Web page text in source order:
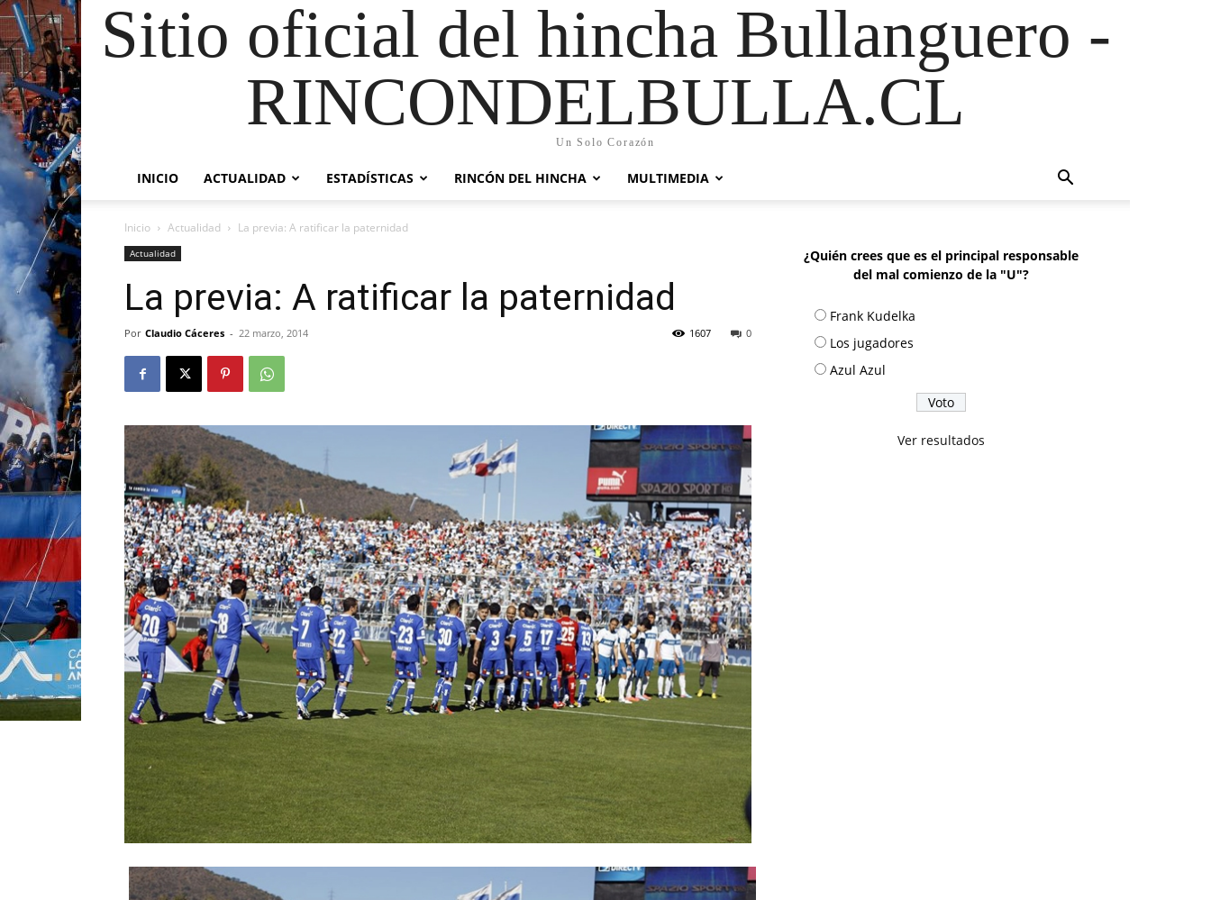
Sitio oficial del hincha Bullanguero -
RINCONDELBULLA.CL
Un Solo Corazón
INICIO ACTUALIDAD ESTADÍSTICAS RINCÓN DEL HINCHA MULTIMEDIA
Inicio Actualidad La previa: A ratificar la paternidad
Actualidad
La previa: A ratificar la paternidad
Por Claudio Cáceres - 22 marzo, 2014 0
1607
¿Quién crees que es el principal responsable
del mal comienzo de la "U"?
Frank Kudelka
Los jugadores
Azul Azul
Ver resultados